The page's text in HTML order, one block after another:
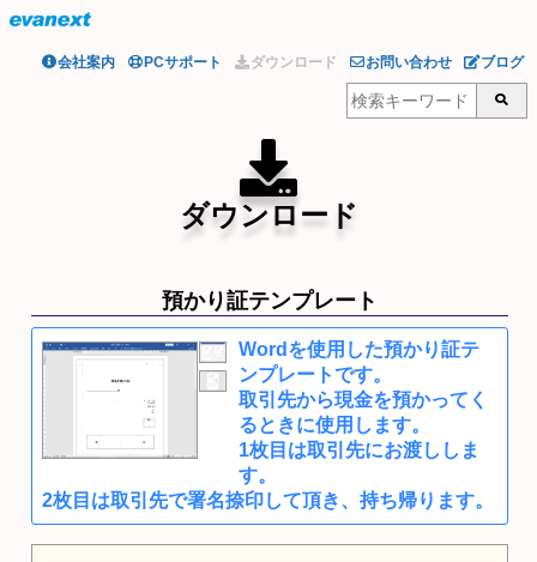
会社案内 PCサポート ダウンロード お問い合わせ ブログ
ダウンロード
預かり証テンプレート
Wordを使用した預かり証テ
ンプレートです。
取引先から現金を預かってく
るときに使用します。
1枚目は取引先にお渡ししま
す。
2枚目は取引先で署名捺印して頂き、持ち帰ります。